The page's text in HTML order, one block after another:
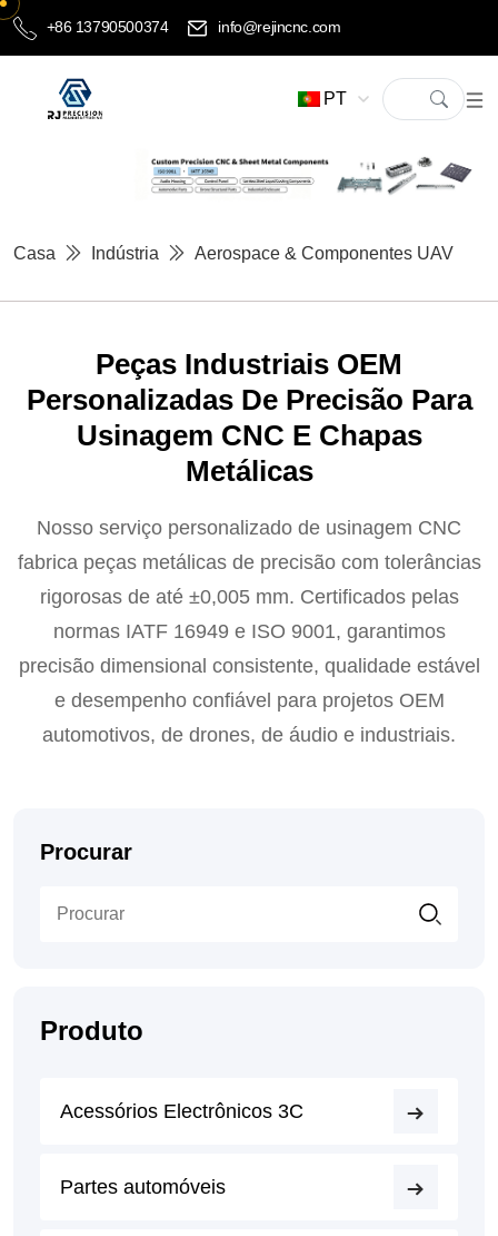
+86 13790500374 info@rejincnc.com
PT
Casa Indústria Aerospace & Componentes UAV
Peças Industriais OEM
Personalizadas De Precisão Para
Usinagem CNC E Chapas
Metálicas
Nosso serviço personalizado de usinagem CNC
fabrica peças metálicas de precisão com tolerâncias
rigorosas de até ±0,005 mm. Certificados pelas
normas IATF 16949 e ISO 9001, garantimos
precisão dimensional consistente, qualidade estável
e desempenho confiável para projetos OEM
automotivos, de drones, de áudio e industriais.
Procurar
Produto
Acessórios Electrônicos 3C
Partes automóveis